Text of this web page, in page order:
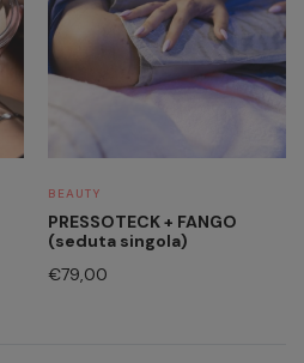
BEAUTY
PRESSOTECK + FANGO
(seduta singola)
€79,00